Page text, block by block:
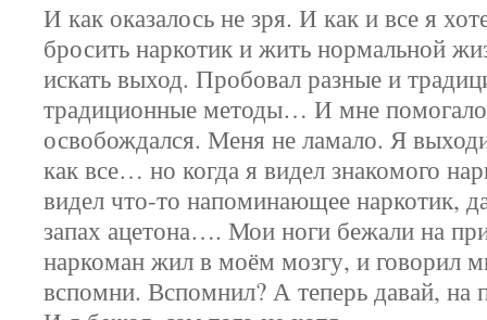
И как оказалось не зря. И как и все я
бросить наркотик и жить нормальной
искать выход. Пробовал разные и
традиционные методы… И мне
освобождался. Меня не ламало. Я
как все… но когда я видел знакомого
видел что-то напоминающее наркотик,
запах ацетона…. Мои ноги бежали на
наркоман жил в моём мозгу, и говорил
вспомни. Вспомнил? А теперь давай, на